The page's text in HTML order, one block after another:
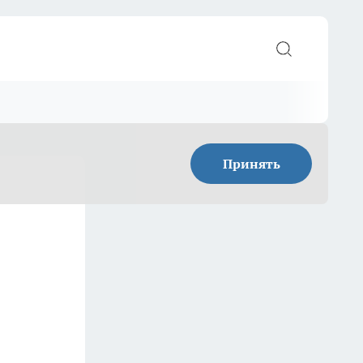
Принять